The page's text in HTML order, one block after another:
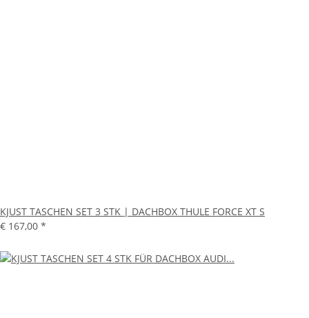
KJUST TASCHEN SET 3 STK | DACHBOX THULE FORCE XT S
€ 167,00 *